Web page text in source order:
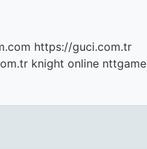
https://guci.com.tr
knight online nttgame